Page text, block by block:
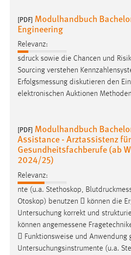
[PDF] Modulhandbuch
Engineering
Relevanz:
sdruck sowie die Chancen und
Sourcing verstehen
Erfolgsmessung diskutieren den
elektronischen Auktionen
[PDF] Modulhandbuch
Assistance - Arztassistenz für
Gesundheitsfachberufe (ab
2024/25)
Relevanz:
nte (u.a. Stethoskop,
Otoskop) benutzen  können die
Untersuchung korrekt und
können angemessene
 Funktionsweise und Anwendung
Untersuchungsinstrumente (u.a.
Sprachpräferenz
Name:
Zweck:
Das Cookie speichert die gewählte
Chat
MibewSessionID, MIBEW_UserID,
chat-frame-style-
Zweck:
Wird benötigt um die Chatfunktion
Cookie Laufzeit:
MibewSessionID, mibew-chat-